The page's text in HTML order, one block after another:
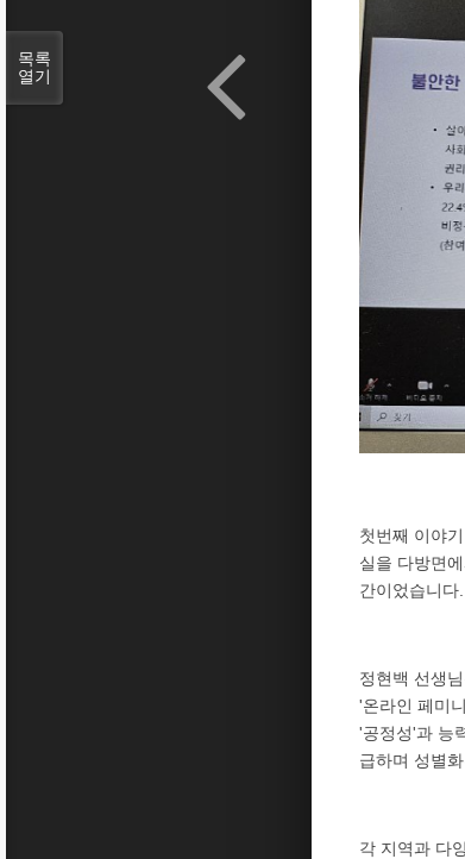
첫번째 이야
실을 다방면
간이었습니다.
정현백 선생
'온라인 페미
'공정성'과 능
급하며 성별
각 지역과 다
목록
열기